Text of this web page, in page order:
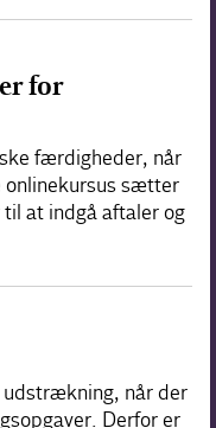
for
færdigheder, når
onlinekursus sætter
at indgå aftaler og
når der
Derfor er